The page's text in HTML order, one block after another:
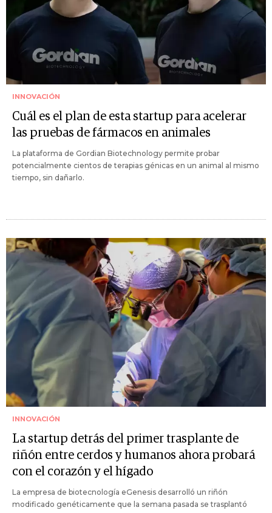
INNOVACIÓN
Cuál es el plan de esta startup para acelerar
las pruebas de fármacos en animales
La plataforma de Gordian Biotechnology permite probar
potencialmente cientos de terapias génicas en un animal al mismo
tiempo, sin dañarlo.
INNOVACIÓN
La startup detrás del primer trasplante de
riñón entre cerdos y humanos ahora probará
con el corazón y el hígado
La empresa de biotecnología eGenesis desarrolló un riñón
modificado genéticamente que la semana pasada se trasplantó